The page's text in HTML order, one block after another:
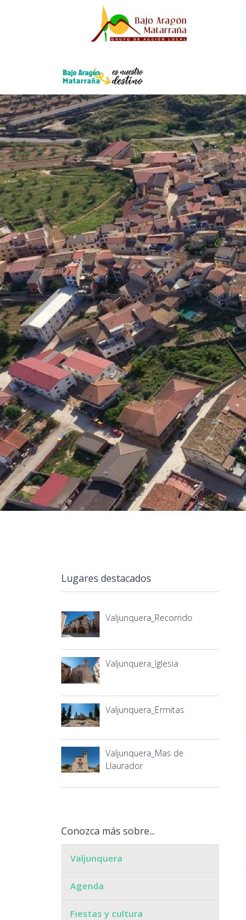
Lugares destacados
Valjunquera_Recorrido
Valjunquera_Iglesia
Valjunquera_Ermitas
Valjunquera_Mas de
Llaurador
Conozca más sobre...
Valjunquera
Agenda
Fiestas y cultura